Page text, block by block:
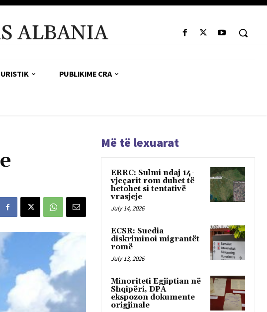
ALBANIA
PUBLIKIME CRA
Më të lexuarat
ERRC: Sulmi ndaj 14-
vjeçarit rom duhet të
hetohet si tentativë
vrasjeje
July 14, 2026
ECSR: Suedia
diskriminoi migrantët
romë
July 13, 2026
Minoriteti Egjiptian në
Shqipëri, DPA
ekspozon dokumente
origjinale